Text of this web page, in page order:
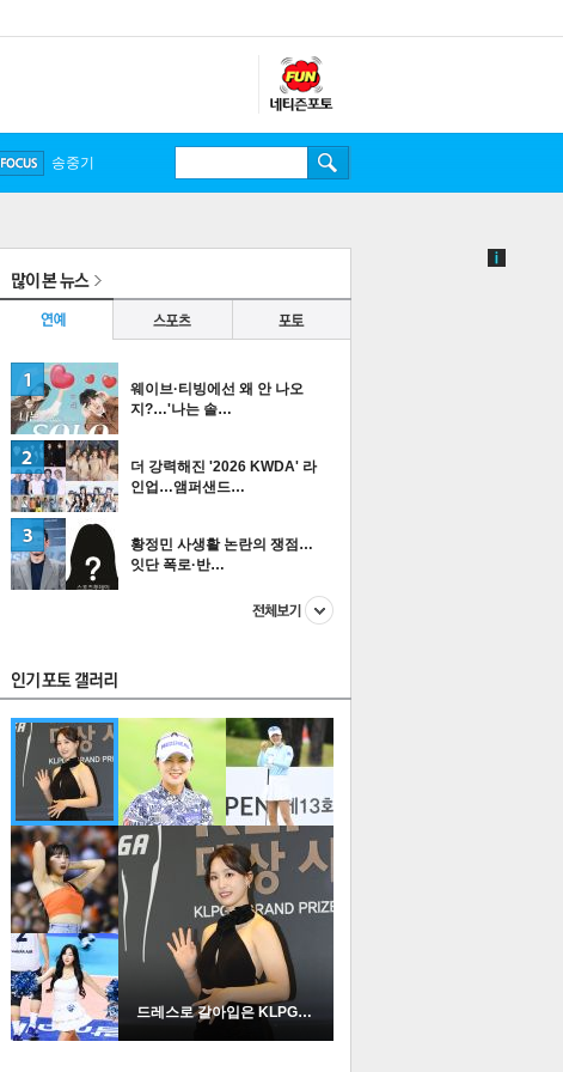
FOCUS
송중기
많이 본 뉴스
연예
스포츠 포토
웨이브·티빙에선 왜 안 나오
지?…'나는 솔…
2
더 강력해진 '2026 KWDA' 라
인업…앰퍼샌드…
황정민 사생활 논란의 쟁점…
잇단 폭로·반…
드레스로 갈아입은 KLPGA …